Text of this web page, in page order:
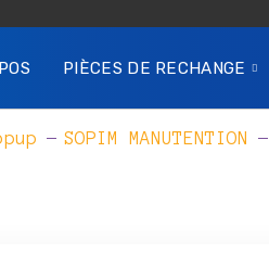
PIÈCES DE RECHANGE
SOPIM MANUTENTION